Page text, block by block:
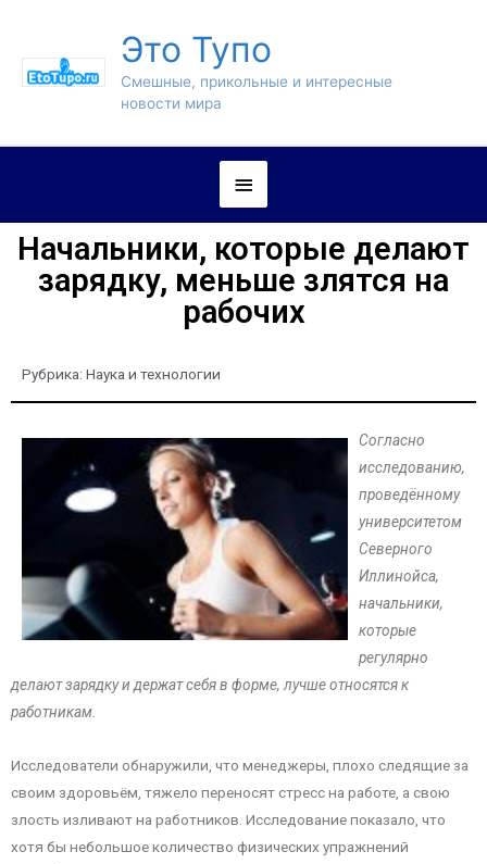
Это Тупо
Смешные, прикольные и интересные
новости мира
Начальники, которые делают
зарядку, меньше злятся на
рабочих
Рубрика: Наука и технологии
Согласно
исследованию,
проведённому
университетом
Северного
Иллинойса,
начальники,
которые
регулярно
делают зарядку и держат себя в форме, лучше относятся к
работникам.
Исследователи обнаружили, что менеджеры, плохо следящие за
своим здоровьём, тяжело переносят стресс на работе, а свою
злость изливают на работников. Исследование показало, что
хотя бы небольшое количество физических упражнений